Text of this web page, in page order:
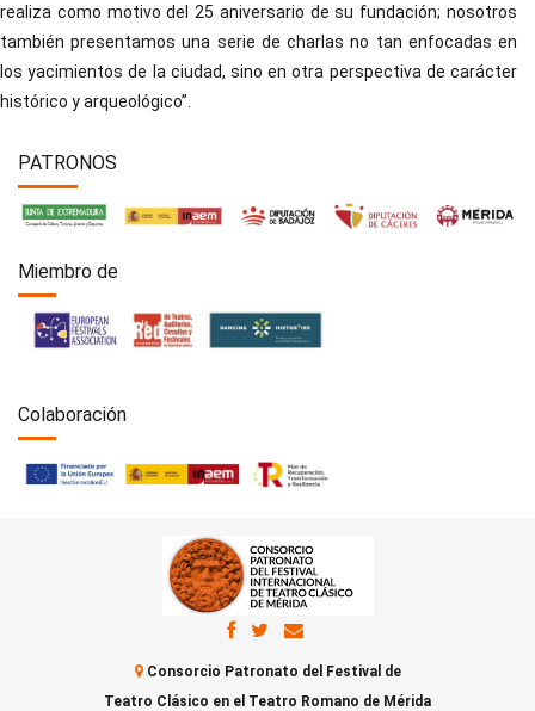
realiza como motivo del 25 aniversario de su fundación; nosotros
también presentamos una serie de charlas no tan enfocadas en
los yacimientos de la ciudad, sino en otra perspectiva de carácter
histórico y arqueológico”.
PATRONOS
Miembro de
Colaboración
Consorcio Patronato del Festival de
Teatro Clásico en el Teatro Romano de Mérida